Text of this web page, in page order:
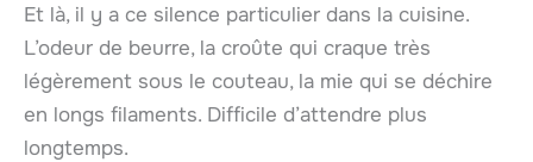
Et là, il y a ce silence particulier dans la cuisine.
L’odeur de beurre, la croûte qui craque très
légèrement sous le couteau, la mie qui se déchire
en longs filaments. Difficile d’attendre plus
longtemps.